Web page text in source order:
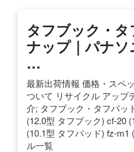
タフブック・
ナップ｜パナソ
…
最新出荷情報 価格・スペ
ついて リサイクル アップ
介; タフブック・タフパッ
(12.0型 タフブック) cf-20
(10.1型 タフパッド) fz-
ル一覧